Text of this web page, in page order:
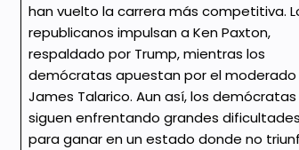
han vuelto la carrera más competitiva.
republicanos impulsan a Ken Paxton,
respaldado por Trump, mientras los
demócratas apuestan por el moderado
James Talarico. Aun así, los demócratas
siguen enfrentando grandes dificultades
para ganar en un estado donde no